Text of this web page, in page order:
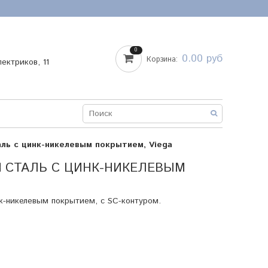
11
0
Корзина: 0.00 руб
с цинк-никелевым покрытием, Viega
СТАЛЬ С ЦИНК-НИКЕЛЕВЫМ
никелевым покрытием, с SC-контуром.